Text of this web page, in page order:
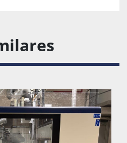
cruz horizontal con 4
regulable 0-90° de
con rotación
- PVC / ABS 0.4 - 3
en taladrado/